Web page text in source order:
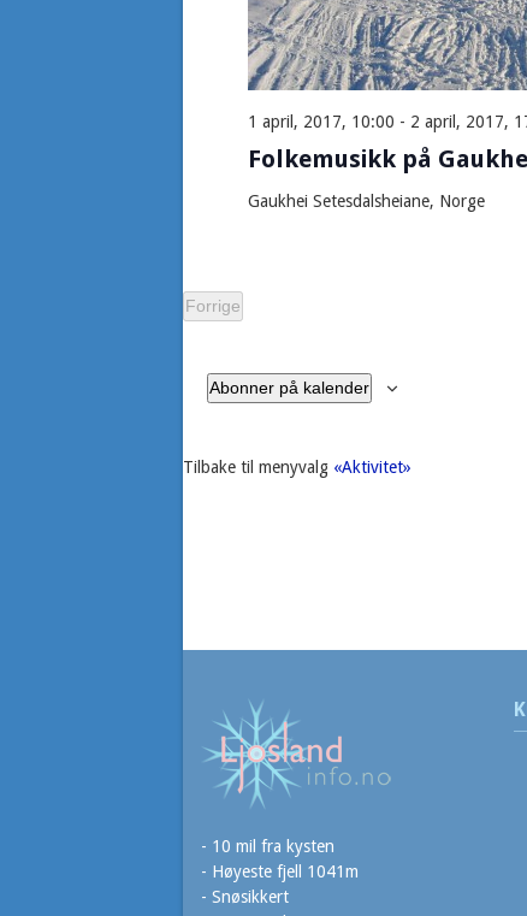
Folkemusikk på
1 april, 2017, 10:00 - 2 april, 2017,
Gaukhei Setesdalsheiane, Norge
Forrige
Abonner på kalender
Tilbake til menyvalg «Aktivitet»
- 10 mil fra kysten
- Høyeste fjell 1041m
- Snøsikkert